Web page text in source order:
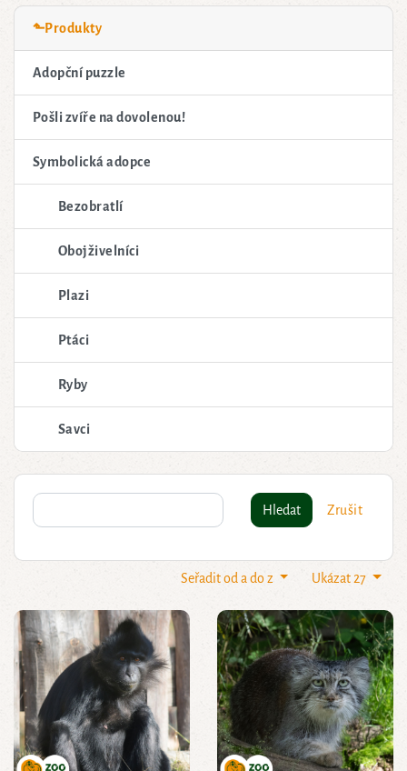
⬑Produkty
Adopční puzzle
Pošli zvíře na dovolenou!
Symbolická adopce
Bezobratlí
Obojživelníci
Plazi
Ptáci
Ryby
Savci
Hledat Zrušit
Ukázat 27
Seřadit od a do z